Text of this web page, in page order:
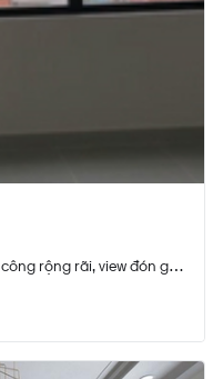
rộng rãi, view đón gió